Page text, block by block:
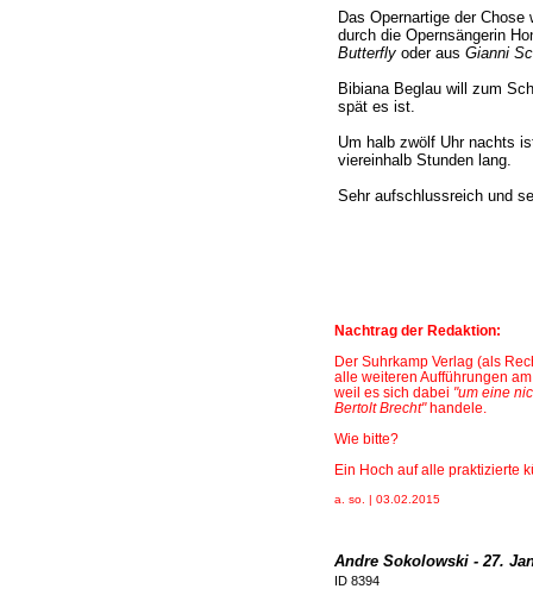
Das Opernartige der
durch die Opernsängerin
Butterflyoder aus Gianni
Bibiana Beglau will zum
spät es ist.
Um halb zwölf Uhr nachts
viereinhalb Stunden lang.
Sehr aufschlussreich und
Nachtrag der Redaktion:
Der Suhrkamp Verlag (als
alle weiteren Aufführungen
weil es sich dabei "um eine
Bertolt Brecht"handele.
Wie bitte?
Ein Hoch auf alle praktizierte
a. so. | 03.02.2015
Andre Sokolowski - 27.
ID 8394